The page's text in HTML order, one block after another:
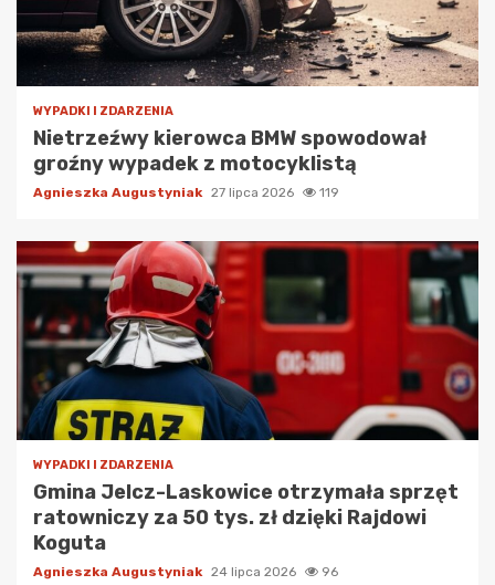
WYPADKI I ZDARZENIA
Nietrzeźwy kierowca BMW spowodował
groźny wypadek z motocyklistą
Agnieszka Augustyniak 27 lipca 2026 119
WYPADKI I ZDARZENIA
Gmina Jelcz-Laskowice otrzymała sprzęt
ratowniczy za 50 tys. zł dzięki Rajdowi
Koguta
Agnieszka Augustyniak 24 lipca 2026 96